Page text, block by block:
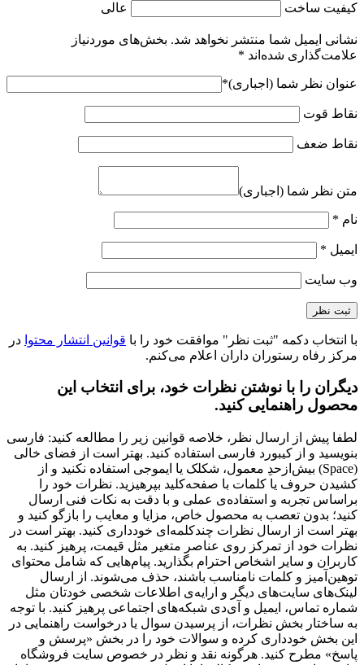
کیفیت ساخت عالی
نشانی ایمیل شما منتشر نخواهد شد. بخش‌های موردنیاز
علامت‌گذاری شده‌اند *
عنوان نظر شما (اجباری)*
نقاط قوت
نقاط ضعف
متن نظر شما (اجباری)
نام *
ایمیل *
وب‌ سایت
با انتخاب دکمه "ثبت نظر" موافقت خود را با قوانین انتشار محتوا در
مرکز رفاه رستوران داران اعلام می‌کنم.
دیگران را با نوشتن نظرات خود، برای انتخاب این
محصول راهنمایی کنید.
لطفا پیش از ارسال نظر، خلاصه قوانین زیر را مطالعه کنید: فارسی
بنویسید و از کیبورد فارسی استفاده کنید. بهتر است از فضای خالی
(Space) بیش‌از‌حدِ معمول، شکلک یا ایموجی استفاده نکنید و از
کشیدن حروف یا کلمات با صفحه‌کلید بپرهیزید. نظرات خود را
براساس تجربه و استفاده‌ی عملی و با دقت به نکات فنی ارسال
کنید؛ بدون تعصب به محصول خاص، مزایا و معایب را بازگو کنید و
بهتر است از ارسال نظرات چندکلمه‌‌ای خودداری کنید. بهتر است در
نظرات خود از تمرکز روی عناصر متغیر مثل قیمت، پرهیز کنید. به
کاربران و سایر اشخاص احترام بگذارید. پیام‌هایی که شامل محتوای
توهین‌آمیز و کلمات نامناسب باشند، حذف می‌شوند. از ارسال
لینک‌های سایت‌های دیگر و ارایه‌ی اطلاعات شخصی خودتان مثل
شماره تماس، ایمیل و آی‌دی شبکه‌های اجتماعی پرهیز کنید. با توجه
به ساختار بخش نظرات، از پرسیدن سوال یا درخواست راهنمایی در
این بخش خودداری کرده و سوالات خود را در بخش «پرسش و
پاسخ» مطرح کنید. هرگونه نقد و نظر در خصوص سایت فروشگاه